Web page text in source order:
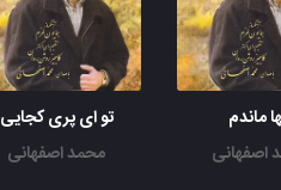
ماندم
اصفهانی
تو ای پری کجایی
محمد اصفهانی